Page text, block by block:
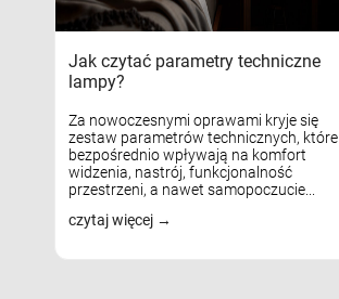
Jak czytać parametry techniczne
lampy?
Za nowoczesnymi oprawami kryje się
zestaw parametrów technicznych, które
bezpośrednio wpływają na komfort
widzenia, nastrój, funkcjonalność
przestrzeni, a nawet samopoczucie...
czytaj więcej